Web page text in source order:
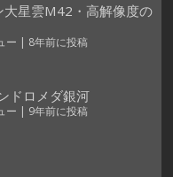
大星雲M42・高解像度の
ー | 8年前に投稿
ドロメダ銀河
ー 9年前に投稿